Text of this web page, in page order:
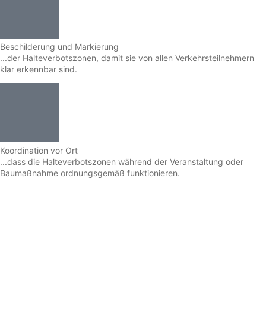
Beschilderung und Markierung
...der Halteverbotszonen, damit sie von allen Verkehrsteilnehmern
klar erkennbar sind.
Koordination vor Ort
...dass die Halteverbotszonen während der Veranstaltung oder
Baumaßnahme ordnungsgemäß funktionieren.